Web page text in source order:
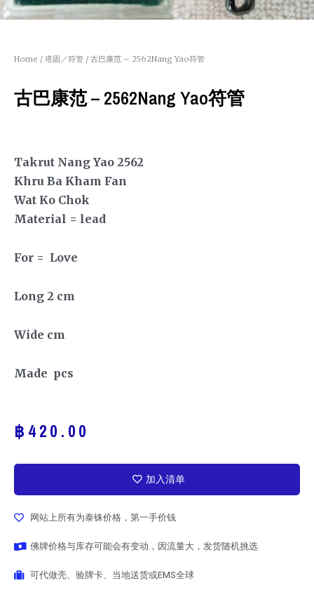
Home / 塔固／符管 / 古巴康范 – 2562Nang Yao符管
古巴康范 – 2562Nang Yao符管
Takrut Nang Yao 2562
Khru Ba Kham Fan
Wat Ko Chok
Material = lead
For = Love
Long 2 cm
Wide cm
Made pcs
฿ 420.00
加入清单
网站上所有为泰铢价格，第一手价钱
佛牌价格与库存可能会有变动，因流量大，发货随机挑选
可代做壳、验牌卡、当地送货或EMS全球